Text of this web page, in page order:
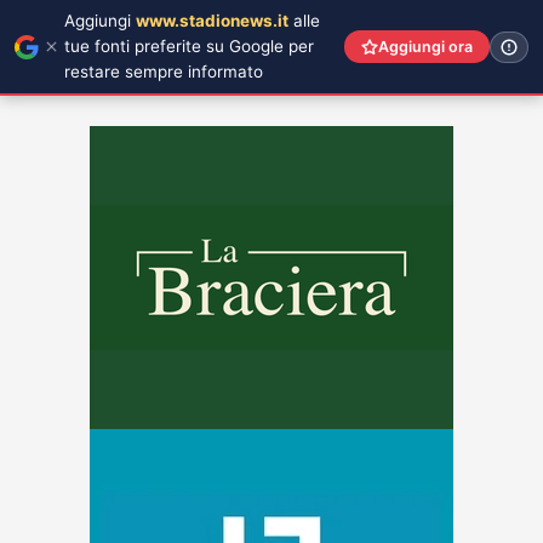
Aggiungi www.stadionews.it alle
tue fonti preferite su Google per
restare sempre informato
Aggiungi ora